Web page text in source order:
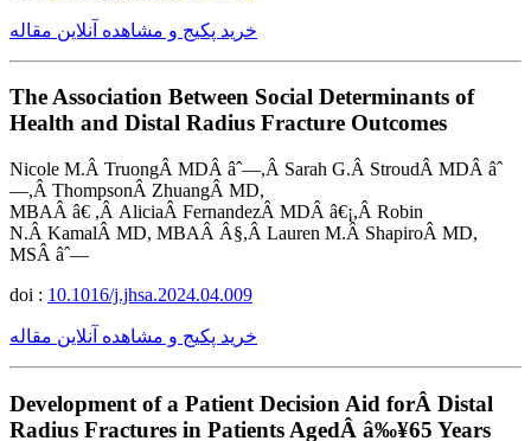
خرید پکیج و مشاهده آنلاین مقاله
The Association Between Social Determinants of
Health and Distal Radius Fracture Outcomes
Nicole M.Â TruongÂ MDÂ âˆ—,Â Sarah G.Â StroudÂ MDÂ âˆ
—,Â ThompsonÂ ZhuangÂ MD,
MBAÂ â€ ,Â AliciaÂ FernandezÂ MDÂ â€¡,Â Robin
N.Â KamalÂ MD, MBAÂ Â§,Â Lauren M.Â ShapiroÂ MD,
MSÂ âˆ—
doi : 10.1016/j.jhsa.2024.04.009
خرید پکیج و مشاهده آنلاین مقاله
Development of a Patient Decision Aid forÂ Distal
Radius Fractures in Patients AgedÂ â‰¥65 Years